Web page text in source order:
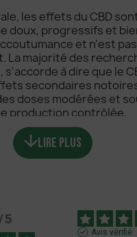
les effets du CBD
doux, progressifs et
et n'est
La majorité des
à dire que le
secondaires
doses modérées et
production contrôlée.
est légal en France,
moins de 0.3% de
être naturel, en pleine
consommateurs avertis
d'alternatives
LIRE PLUS
/5
Avis vérifié